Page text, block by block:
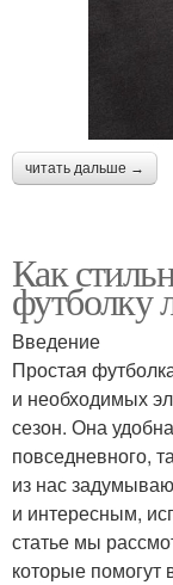
читать дальше →
Как
футболку
Введение
Простая
и необходимых
сезон. Она
повседневного,
из нас
и интересным,
статье мы
которые помогут